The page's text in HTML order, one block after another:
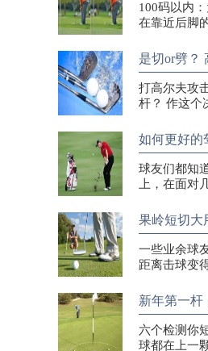
100码以内
在靠近后脚
是切or劈？
打高尔夫攻
杆？ 作这个
如何更好的
球友们都知
上，在面对
果岭短切大
一些业余球
距离击球变
新年第一杆
六个检测你
球都在上一